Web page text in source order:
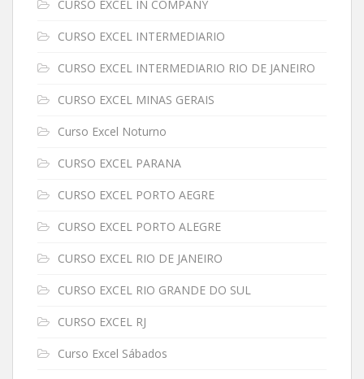
CURSO EXCEL IN COMPANY
CURSO EXCEL INTERMEDIARIO
CURSO EXCEL INTERMEDIARIO RIO DE JANEIRO
CURSO EXCEL MINAS GERAIS
Curso Excel Noturno
CURSO EXCEL PARANA
CURSO EXCEL PORTO AEGRE
CURSO EXCEL PORTO ALEGRE
CURSO EXCEL RIO DE JANEIRO
CURSO EXCEL RIO GRANDE DO SUL
CURSO EXCEL RJ
Curso Excel Sábados